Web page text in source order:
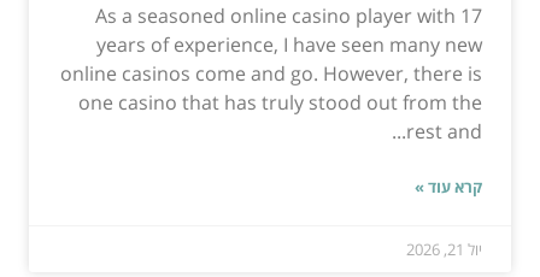
As a seasoned online casino player with 17
years of experience, I have seen many new
online casinos come and go. However, there is
one casino that has truly stood out from the
rest and...
קרא עוד »
יול 21, 2026